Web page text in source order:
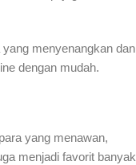
menyenangkan dan
dengan mudah.
yang menawan,
menjadi favorit banyak